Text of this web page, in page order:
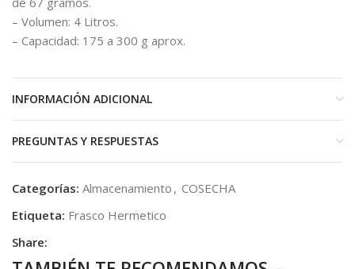
– Volumen: 4 Litros.
– Capacidad: 175 a 300 g aprox.
INFORMACIÓN ADICIONAL
PREGUNTAS Y RESPUESTAS
Categorías: Almacenamiento , COSECHA
Etiqueta: Frasco Hermetico
Share: